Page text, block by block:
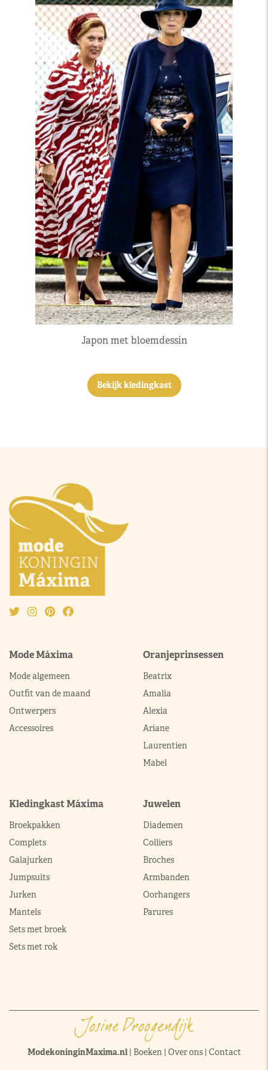
Japon met bloemdessin
Bekijk kledingkast
Mode Máxima
Mode algemeen
Outfit van de maand
Ontwerpers
Accessoires
Oranjeprinsessen
Beatrix
Amalia
Alexia
Ariane
Laurentien
Mabel
Kledingkast Máxima
Broekpakken
Complets
Galajurken
Jumpsuits
Jurken
Mantels
Sets met broek
Sets met rok
Juwelen
Diademen
Colliers
Broches
Armbanden
Oorhangers
Parures
ModekoninginMaxima.nl| Boeken| Over ons| Contact